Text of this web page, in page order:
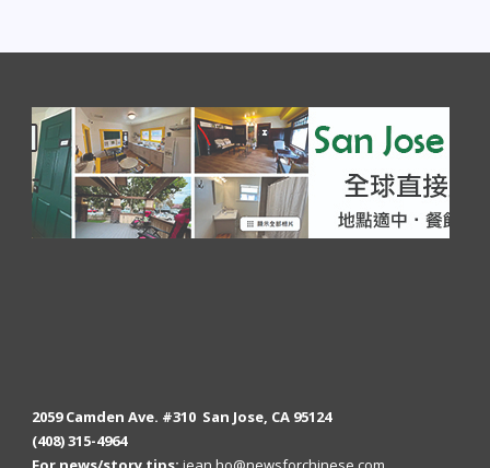
2059 Camden Ave. #310 San Jose, CA 95124
(408) 315-4964